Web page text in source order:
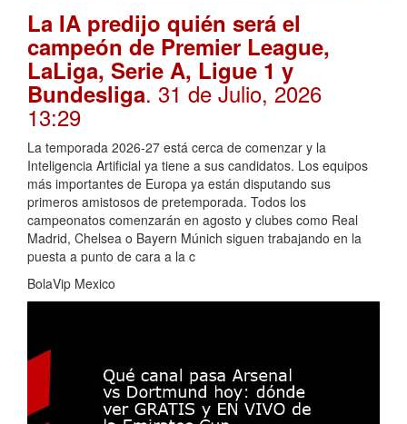
La IA predijo quién será el
campeón de Premier League,
LaLiga, Serie A, Ligue 1 y
Bundesliga. 31 de Julio, 2026
13:29
La temporada 2026-27 está cerca de comenzar y la
Inteligencia Artificial ya tiene a sus candidatos. Los equipos
más importantes de Europa ya están disputando sus
primeros amistosos de pretemporada. Todos los
campeonatos comenzarán en agosto y clubes como Real
Madrid, Chelsea o Bayern Múnich siguen trabajando en la
puesta a punto de cara a la c
BolaVip Mexico